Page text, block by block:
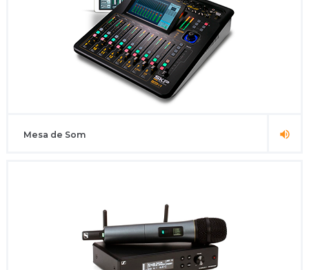
Mesa de Som